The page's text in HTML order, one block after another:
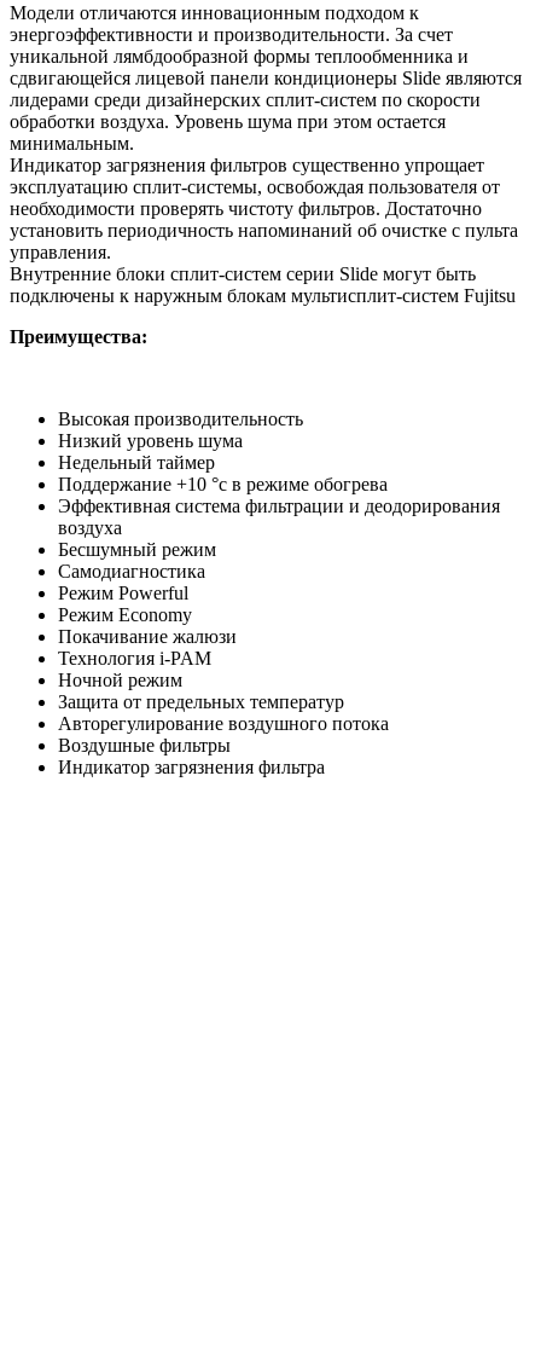
Модели отличаются инновационным подходом к
энергоэффективности и производительности. За счет
уникальной лямбдообразной формы теплообменника и
сдвигающейся лицевой панели кондиционеры Slide являются
лидерами среди дизайнерских сплит-систем по скорости
обработки воздуха. Уровень шума при этом остается
минимальным.
Индикатор загрязнения фильтров существенно упрощает
эксплуатацию сплит-системы, освобождая пользователя от
необходимости проверять чистоту фильтров. Достаточно
установить периодичность напоминаний об очистке с пульта
управления.
Внутренние блоки сплит-систем серии Slide могут быть
подключены к наружным блокам мультисплит-систем Fujitsu
Преимущества:
Высокая производительность
Низкий уровень шума
Недельный таймер
Поддержание +10 °с в режиме обогрева
Эффективная система фильтрации и деодорирования
воздуха
Бесшумный режим
Самодиагностика
Режим Powerful
Режим Economy
Покачивание жалюзи
Технология i-PAM
Ночной режим
Защита от предельных температур
Авторегулирование воздушного потока
Воздушные фильтры
Индикатор загрязнения фильтра